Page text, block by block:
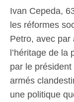
Ivan Cepeda,
les réformes
Petro, avec par
l’héritage de
par le
armés
une politique